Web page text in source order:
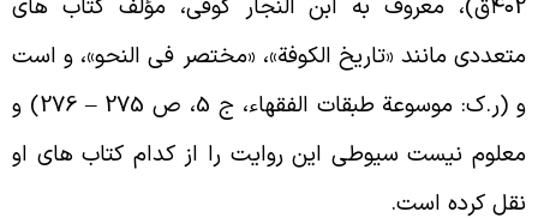
۴۰2ق)، معروف به ابن النجار کوفی، مؤلّف کتاب هاى
مانند «تاریخ الکوفة»، «مختصر فى النحو»، و است
و (ر.ک: موسوعة طبقات الفقهاء، ج 5، ص 275 – 276) و
نیست سیوطى این روایت را از کدام کتاب هاى او
کرده است.